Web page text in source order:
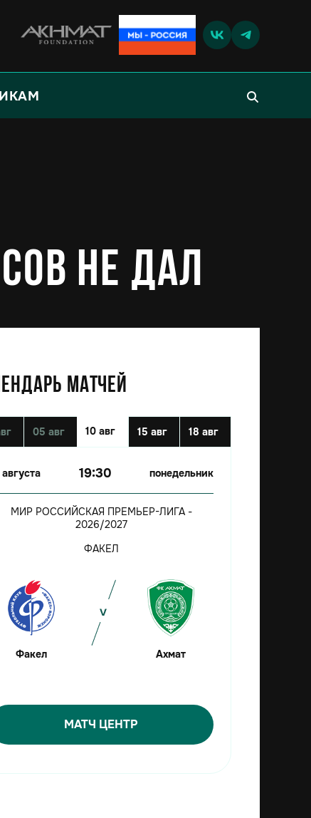
не дал
МАТЧЕЙ
05 авг 10 авг 15 авг 18 авг
августа 19:30 понедельник
МИР РОССИЙСКАЯ ПРЕМЬЕР-ЛИГА -
2026/2027
ФАКЕЛ
Факел Ахмат
МАТЧ ЦЕНТР